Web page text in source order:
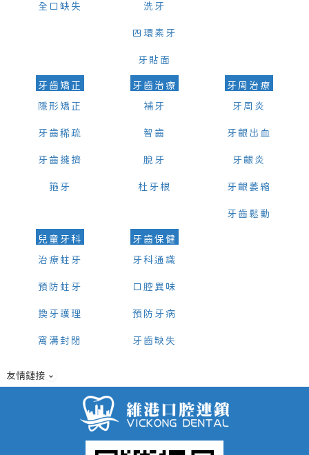
全口缺失 洗牙
四環素牙
牙貼面
牙齒矯正
隱形矯正
牙齒稀疏
牙齒擁擠
箍牙
牙齒治療
補牙
智齒
脫牙
杜牙根
牙周治療
牙周炎
牙齦出血
牙齦炎
牙齦萎縮
牙齒鬆動
兒童牙科
治療蛀牙
預防蛀牙
換牙護理
窩溝封閉
牙齒保健
牙科通識
口腔異味
預防牙病
牙齒缺失
友情鏈接